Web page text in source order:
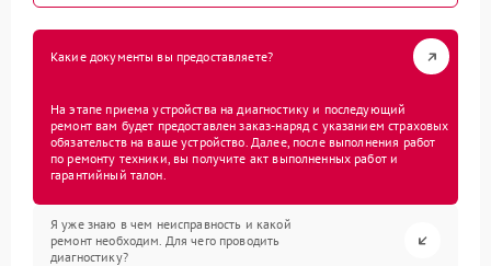
Какие документы вы предоставляете?
На этапе приема устройства на диагностику и последующий
ремонт вам будет предоставлен заказ-наряд с указанием страховых
обязательств на ваше устройство. Далее, после выполнения работ
по ремонту техники, вы получите акт выполненных работ и
гарантийный талон.
Я уже знаю в чем неисправность и какой
ремонт необходим. Для чего проводить
диагностику?